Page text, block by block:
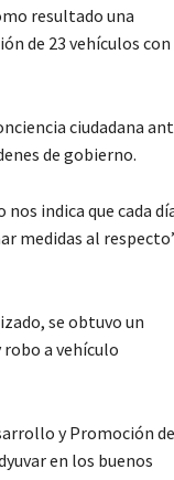
resultado una
de 23 vehículos con
ciudadana
de gobierno.
indica que cada
medidas al
se obtuvo un
a vehículo
y Promoción de
en los buenos